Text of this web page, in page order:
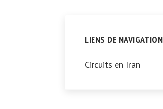
LIENS DE NAVIGATION
Circuits en Iran